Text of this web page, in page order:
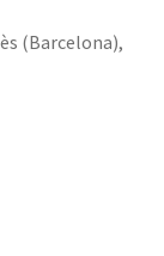
(Barcelona),